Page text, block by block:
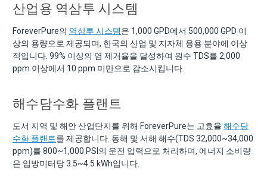
산업용 역삼투 시스템
ForeverPure의 역삼투 시스템은 1,000 GPD에서 500,000 GPD 이
상의 용량으로 제공되며, 한국의 산업 및 지자체 응용 분야에 이상
적입니다. 99% 이상의 염 제거율을 달성하여 원수 TDS를 2,000
ppm 이상에서 10 ppm 미만으로 감소시킵니다.
해수담수화 플랜트
도서 지역 및 해안 산업단지를 위해 ForeverPure는 고효율 해수담
수화 플랜트를 제공합니다. 동해 및 서해 해수(TDS 32,000~34,000
ppm)를 800~1,000 PSI의 운전 압력으로 처리하며, 에너지 소비량
은 입방미터당 3.5~4.5 kWh입니다.